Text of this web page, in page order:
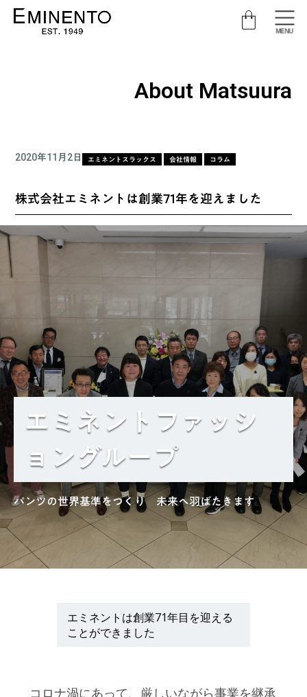
MENU
About Matsuura
2020年11月2日 エミネントスラックス 会社情報 コラム
株式会社エミネントは創業71年を迎えました
エミネントファッシ
ョングループ
パンツの世界基準をつくり 未来へ羽ばたきます
エミネントは創業71年目を迎える
ことができました
コロナ渦にあって、厳しいながら事業を継承